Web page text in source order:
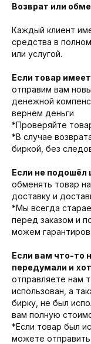
Возврат или
Каждый клиент
средства в
или услугой.
Если товар
отправим вам
денежной
вернём деньги
*Проверяйте
*В случае
биркой, без
Если не подошёл
обменять товар
доставку и
*Мы всегда
перед заказом и
можем
Если вам что-то
передумали и
отправляете нам
использован, а
бирку, не был
вам полную
*Если товар был
можете